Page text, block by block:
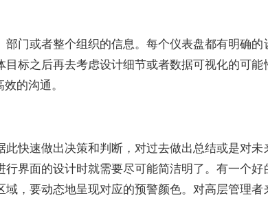
门或者整个组织的信息。每个仪表盘都有明确
标之后再去考虑设计细节或者数据可视化的可
的沟通。
快速做出决策和判断，对过去做出总结或是对
界面的设计时就需要尽可能简洁明了。有一个
，要动态地呈现对应的预警颜色。对高层管理